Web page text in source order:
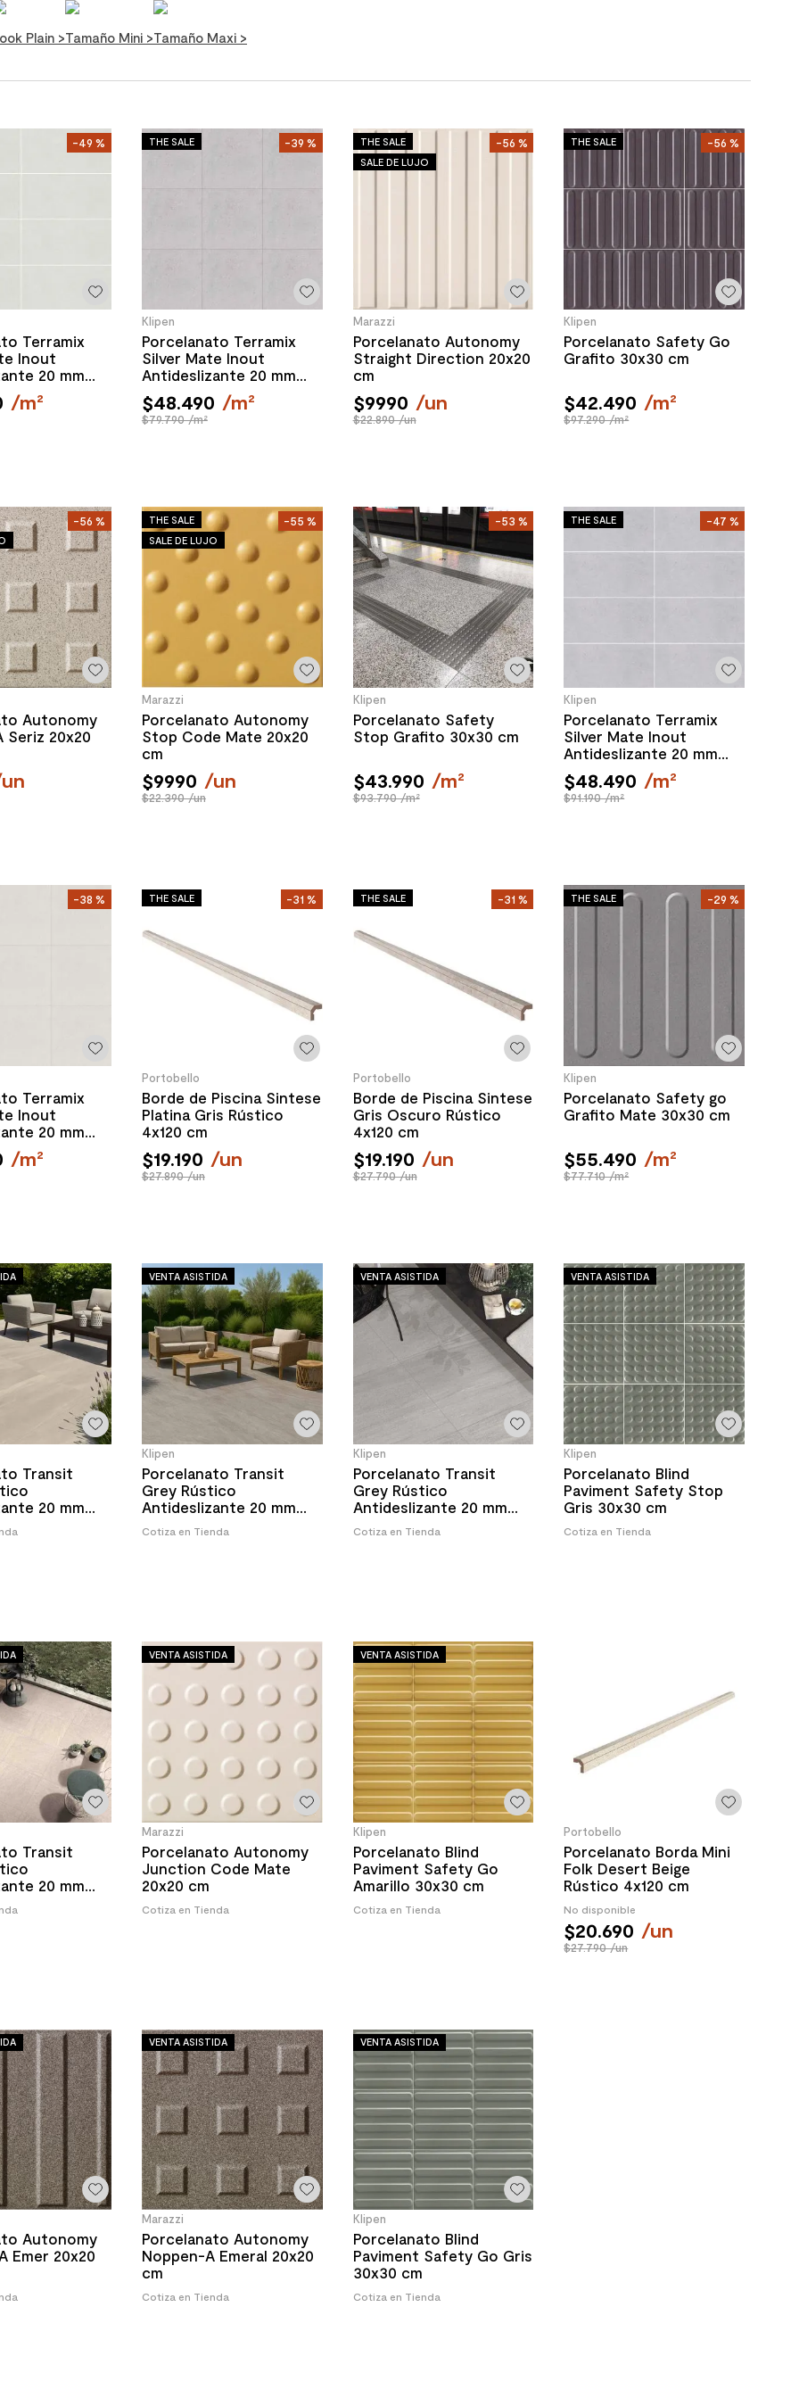
Plain >Tamaño Mini >Tamaño Maxi >
-49 %
Terramix
Inout
20 mm
/m²
-39 %
THE SALE
Klipen
Porcelanato Terramix
Silver Mate Inout
Antideslizante 20 mm
$48.490 /m²
$79.790 /m²
-56 %
THE SALE
SALE DE LUJO
Marazzi
Porcelanato Autonomy
Straight Direction 20x20
cm
$9990 /un
$22.890 /un
-56 %
THE SALE
Klipen
Porcelanato Safety Go
Grafito 30x30 cm
$42.490 /m²
$97.290 /m²
-56 %
Autonomy
Seriz 20x20
un
-55 %
THE SALE
SALE DE LUJO
Marazzi
Porcelanato Autonomy
Stop Code Mate 20x20
cm
$9990 /un
$22.390 /un
-53 %
Klipen
Porcelanato Safety
Stop Grafito 30x30 cm
$43.990 /m²
$93.790 /m²
-47 %
THE SALE
Klipen
Porcelanato Terramix
Silver Mate Inout
Antideslizante 20 mm
$48.490 /m²
$91.190 /m²
-38 %
Terramix
Inout
20 mm
/m²
-31 %
THE SALE
Portobello
Borde de Piscina Sintese
Platina Gris Rústico
4x120 cm
$19.190 /un
$27.890 /un
-31 %
THE SALE
Portobello
Borde de Piscina Sintese
Gris Oscuro Rústico
4x120 cm
$19.190 /un
$27.790 /un
-29 %
THE SALE
Klipen
Porcelanato Safety go
Grafito Mate 30x30 cm
$55.490 /m²
$77.710 /m²
Transit
20 mm
VENTA ASISTIDA
Klipen
Porcelanato Transit
Grey Rústico
Antideslizante 20 mm
Cotiza en Tienda
VENTA ASISTIDA
Klipen
Porcelanato Transit
Grey Rústico
Antideslizante 20 mm
Cotiza en Tienda
VENTA ASISTIDA
Klipen
Porcelanato Blind
Paviment Safety Stop
Gris 30x30 cm
Cotiza en Tienda
Transit
20 mm
VENTA ASISTIDA
Marazzi
Porcelanato Autonomy
Junction Code Mate
20x20 cm
Cotiza en Tienda
VENTA ASISTIDA
Klipen
Porcelanato Blind
Paviment Safety Go
Amarillo 30x30 cm
Cotiza en Tienda
Portobello
Porcelanato Borda Mini
Folk Desert Beige
Rústico 4x120 cm
No disponible
$20.690 /un
$27.790 /un
Autonomy
Emer 20x20
VENTA ASISTIDA
Marazzi
Porcelanato Autonomy
Noppen-A Emeral 20x20
cm
Cotiza en Tienda
VENTA ASISTIDA
Klipen
Porcelanato Blind
Paviment Safety Go Gris
30x30 cm
Cotiza en Tienda